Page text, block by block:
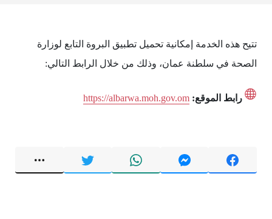
تتيح هذه الخدمة إمكانية تحميل تطبيق البروة التابع لوزارة
الصحة في سلطنة عمان، وذلك من خلال الرابط التالي:
رابط الموقع: https://albarwa.moh.gov.om